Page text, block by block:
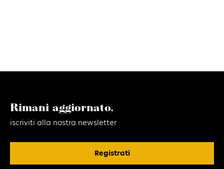
Rimani aggiornato,
iscriviti alla nostra newsletter
Registrati